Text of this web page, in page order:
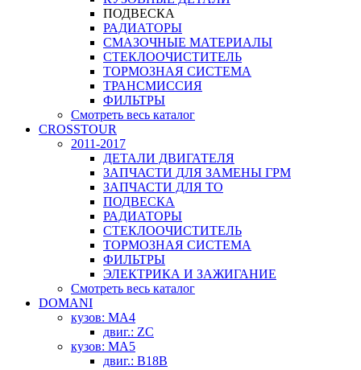
ПОДВЕСКА
РАДИАТОРЫ
СМАЗОЧНЫЕ МАТЕРИАЛЫ
СТЕКЛООЧИСТИТЕЛЬ
ТОРМОЗНАЯ СИСТЕМА
ТРАНСМИССИЯ
ФИЛЬТРЫ
Смотреть весь каталог
CROSSTOUR
2011-2017
ДЕТАЛИ ДВИГАТЕЛЯ
ЗАПЧАСТИ ДЛЯ ЗАМЕНЫ ГРМ
ЗАПЧАСТИ ДЛЯ ТО
ПОДВЕСКА
РАДИАТОРЫ
СТЕКЛООЧИСТИТЕЛЬ
ТОРМОЗНАЯ СИСТЕМА
ФИЛЬТРЫ
ЭЛЕКТРИКА И ЗАЖИГАНИЕ
Смотреть весь каталог
DOMANI
кузов: MA4
двиг.: ZC
кузов: MA5
двиг.: B18B